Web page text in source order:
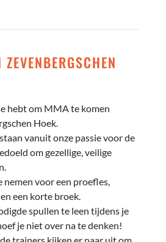
ZEVENBERGSCHEN
hebt om MMA te komen
Hoek.
vanuit onze passie voor de
om gezellige, veilige
nemen voor een proefles,
een korte broek.
spullen te leen tijdens je
je niet over na te denken!